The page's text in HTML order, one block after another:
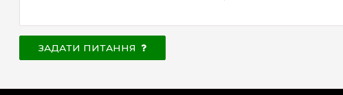
ЗАДАТИ ПИТАННЯ